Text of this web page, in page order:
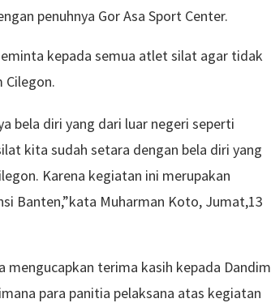
penuhnya Gor Asa Sport Center.
kepada semua atlet silat agar tidak
Cilegon.
bela diri yang dari luar negeri seperti
kita sudah setara dengan bela diri yang
Karena kegiatan ini merupakan
Banten,”kata Muharman Koto, Jumat,13
mengucapkan terima kasih kepada Dandim
para panitia pelaksana atas kegiatan